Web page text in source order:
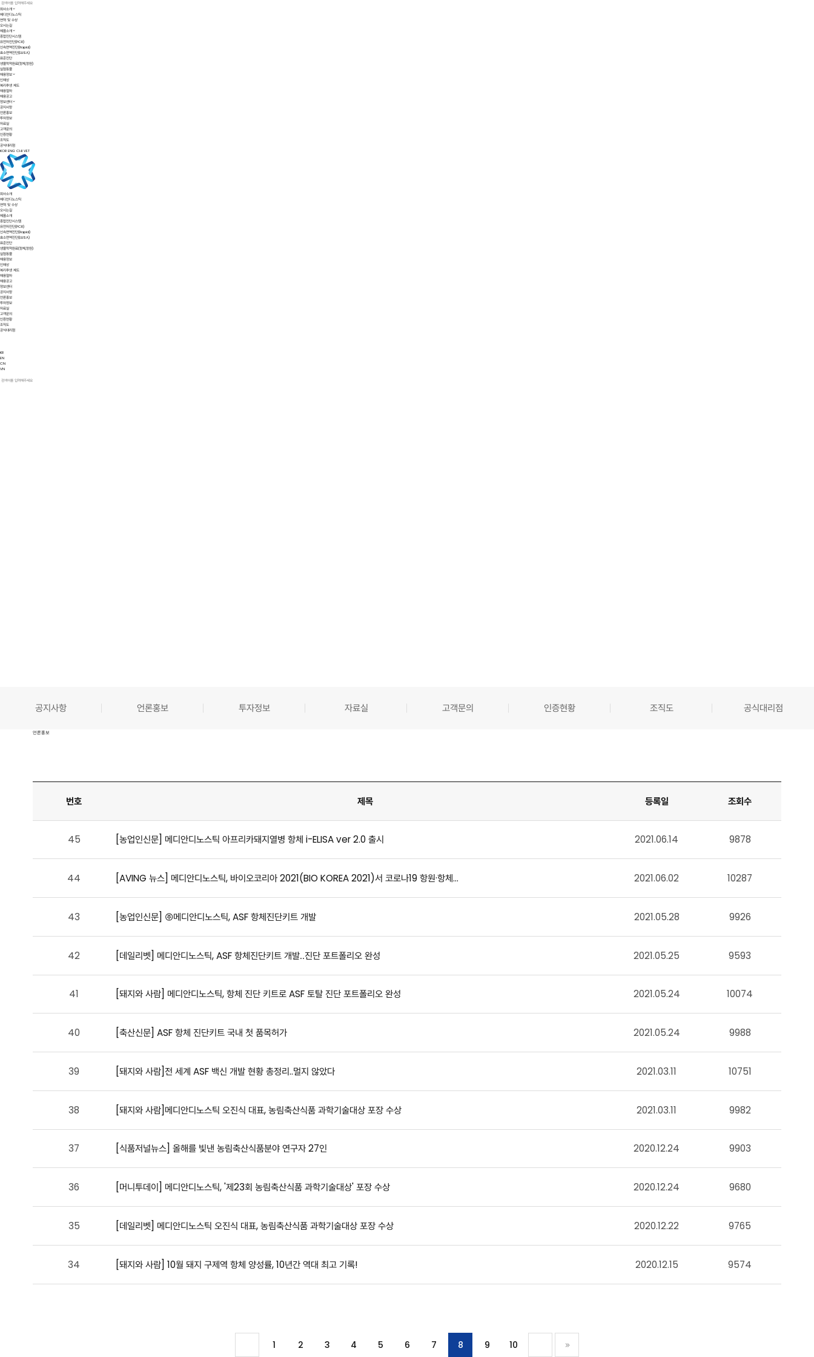
회사소개
메디안디노스틱
연혁 및 수상
오시는길
제품소개
종합진단시스템
유전자진단(PCR)
신속면역진단(Rapid)
효소면역진단(ELISA)
표준진단
생물학적원료(항체,항원)
실험동물
채용정보
인재상
복리후생 제도
채용절차
채용공고
정보센터
공지사항
언론홍보
투자정보
자료실
고객문의
인증현황
조직도
공식대리점
KOR ENG CHI VET
회사소개
메디안디노스틱
연혁 및 수상
오시는길
제품소개
종합진단시스템
유전자진단(PCR)
신속면역진단(Rapid)
효소면역진단(ELISA)
표준진단
생물학적원료(항체,항원)
실험동물
채용정보
인재상
복리후생 제도
채용절차
채용공고
정보센터
공지사항
언론홍보
투자정보
자료실
고객문의
인증현황
조직도
공식대리점
KR
EN
CN
VN
공지사항 언론홍보 투자정보 자료실 고객문의 인증현황 조직도 공식대리점
언론홍보
번호 제목 등록일 조회수
45 [농업인신문] 메디안디노스틱 아프리카돼지열병 항체 i-ELISA ver 2.0 출시 2021.06.14 9878
44 [AVING 뉴스] 메디안디노스틱, 바이오코리아 2021(BIO KOREA 2021)서 코로나19 항원·항체… 2021.06.02 10287
43 [농업인신문] ㈜메디안디노스틱, ASF 항체진단키트 개발 2021.05.28 9926
42 [데일리벳] 메디안디노스틱, ASF 항체진단키트 개발‥진단 포트폴리오 완성 2021.05.25 9593
41 [돼지와 사람] 메디안디노스틱, 항체 진단 키트로 ASF 토탈 진단 포트폴리오 완성 2021.05.24 10074
40 [축산신문] ASF 항체 진단키트 국내 첫 품목허가 2021.05.24 9988
39 [돼지와 사람]전 세계 ASF 백신 개발 현황 총정리..멀지 않았다 2021.03.11 10751
38 [돼지와 사람]메디안디노스틱 오진식 대표, 농림축산식품 과학기술대상 포장 수상 2021.03.11 9982
37 [식품저널뉴스] 올해를 빛낸 농림축산식품분야 연구자 27인 2020.12.24 9903
36 [머니투데이] 메디안디노스틱, '제23회 농림축산식품 과학기술대상' 포장 수상 2020.12.24 9680
35 [데일리벳] 메디안디노스틱 오진식 대표, 농림축산식품 과학기술대상 포장 수상 2020.12.22 9765
34 [돼지와 사람] 10월 돼지 구제역 항체 양성률, 10년간 역대 최고 기록! 2020.12.15 9574
1 2 3 4 5 6 7 8 9 10